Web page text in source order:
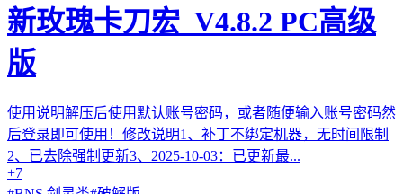
新玫瑰卡刀宏_V4.8.2 PC高级
版
使用说明解压后使用默认账号密码，或者随便输入账号密码然
后登录即可使用！修改说明1、补丁不绑定机器，无时间限制
2、已去除强制更新3、2025-10-03：已更新最...
+7